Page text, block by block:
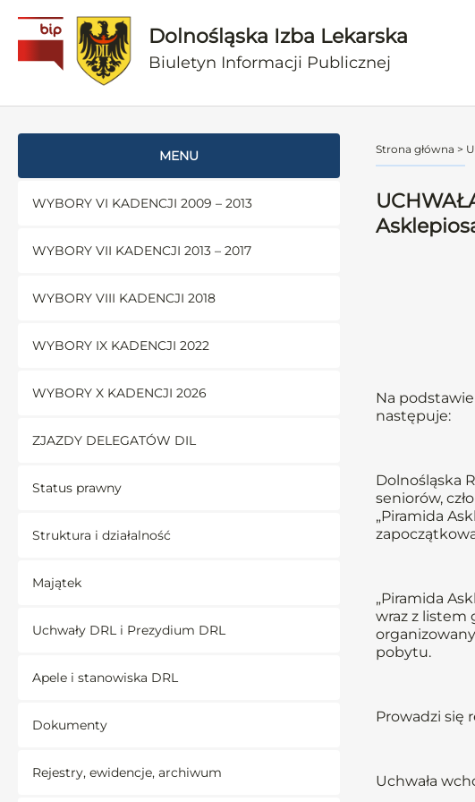
Dolnośląska Izba Lekarska
Biuletyn Informacji Publicznej
MENU
WYBORY VI KADENCJI 2009 – 2013
WYBORY VII KADENCJI 2013 – 2017
WYBORY VIII KADENCJI 2018
WYBORY IX KADENCJI 2022
WYBORY X KADENCJI 2026
ZJAZDY DELEGATÓW DIL
Status prawny
Struktura i działalność
Majątek
Uchwały DRL i Prezydium DRL
Apele i stanowiska DRL
Dokumenty
Rejestry, ewidencje, archiwum
Strona główna >
Na
następuje:
Dolnośląska
seniorów,
„Piramida
„Piramida
wraz z listem
pobytu.
Prowadzi się
Uchwała